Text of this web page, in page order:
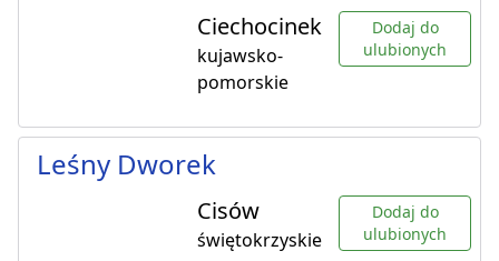
Ciechocinek
kujawsko-
pomorskie
Dodaj do
ulubionych
Leśny Dworek
Cisów
świętokrzyskie
Dodaj do
ulubionych